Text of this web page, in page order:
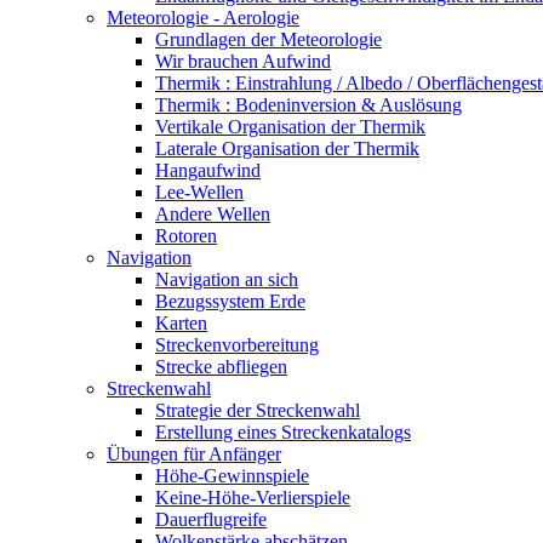
Meteorologie - Aerologie
Grundlagen der Meteorologie
Wir brauchen Aufwind
Thermik : Einstrahlung / Albedo /
Thermik : Bodeninversion & Auslösung
Vertikale Organisation der Thermik
Laterale Organisation der Thermik
Hangaufwind
Lee-Wellen
Andere Wellen
Rotoren
Navigation
Navigation an sich
Bezugssystem Erde
Karten
Streckenvorbereitung
Strecke abfliegen
Streckenwahl
Strategie der Streckenwahl
Erstellung eines Streckenkatalogs
Übungen für Anfänger
Höhe-Gewinnspiele
Keine-Höhe-Verlierspiele
Dauerflugreife